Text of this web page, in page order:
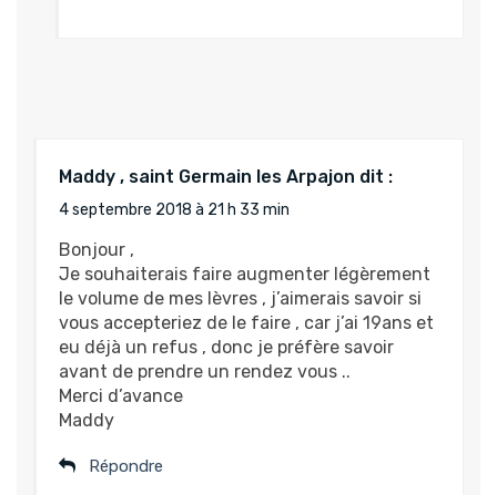
Maddy , saint Germain les Arpajon dit :
4 septembre 2018 à 21 h 33 min
Bonjour ,
Je souhaiterais faire augmenter légèrement
le volume de mes lèvres , j’aimerais savoir si
vous accepteriez de le faire , car j’ai 19ans et
eu déjà un refus , donc je préfère savoir
avant de prendre un rendez vous ..
Merci d’avance
Maddy
Répondre